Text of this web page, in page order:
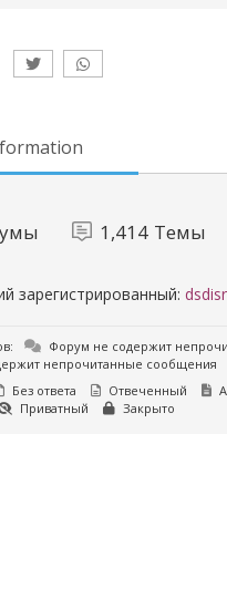
1,414 Темы
зарегистрированный:
Форум не содержит
непрочитанные сообщения
Без ответа Отвеченный
Приватный Закрыто